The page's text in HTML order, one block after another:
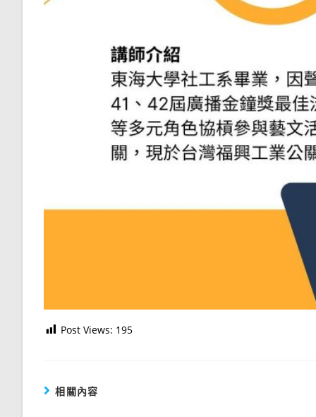
Post Views: 195
相關內容